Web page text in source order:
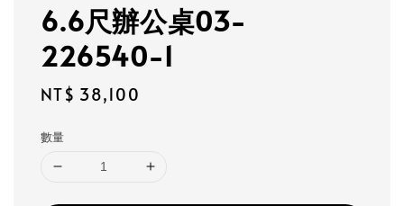
6.6尺辦公桌03-
226540-1
Regular
NT$ 38,100
數量